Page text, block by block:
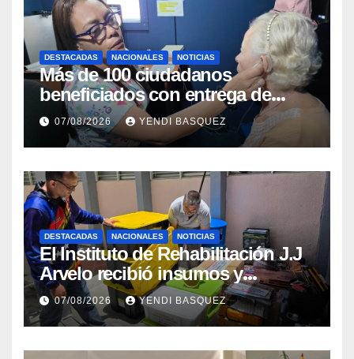
DESTACADAS NACIONALES NOTICIAS
Más de 100 ciudadanos
beneficiados con entrega de
prótesis auditivas en el Centro de
Rehabilitación J.J. Arvelo
07/08/2026 YENDI BASQUEZ
DESTACADAS NACIONALES NOTICIAS
El Instituto de Rehabilitación J.J
Arvelo recibió insumos y
herramientas para la atención de
personas con discapacidad
07/08/2026 YENDI BASQUEZ